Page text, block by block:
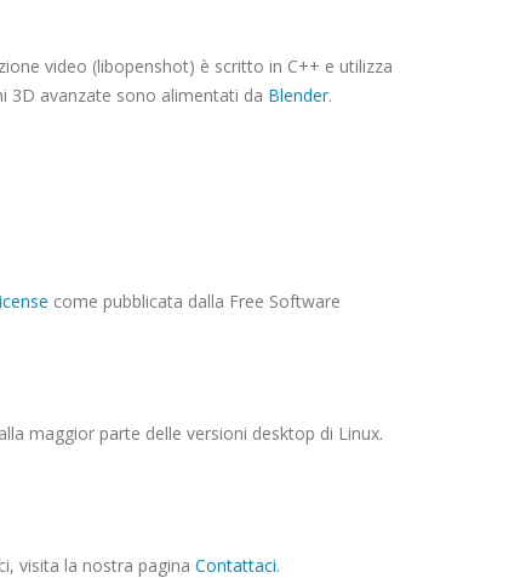
video (libopenshot) è scritto in C++ e utilizza
3D avanzate sono alimentati da Blender.
come pubblicata dalla Free Software
maggior parte delle versioni desktop di Linux.
visita la nostra pagina Contattaci.